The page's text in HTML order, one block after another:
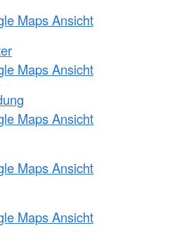
Maps Ansicht
Maps Ansicht
Maps Ansicht
Maps Ansicht
Maps Ansicht